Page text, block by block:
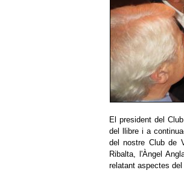
El president del
del llibre i a
del nostre Club de
Ribalta, l'Àngel
relatant aspectes